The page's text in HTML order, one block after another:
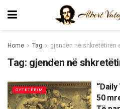
Home Tag gjenden në shkretëtirën
Tag: gjenden në
QYTETËRIM
50